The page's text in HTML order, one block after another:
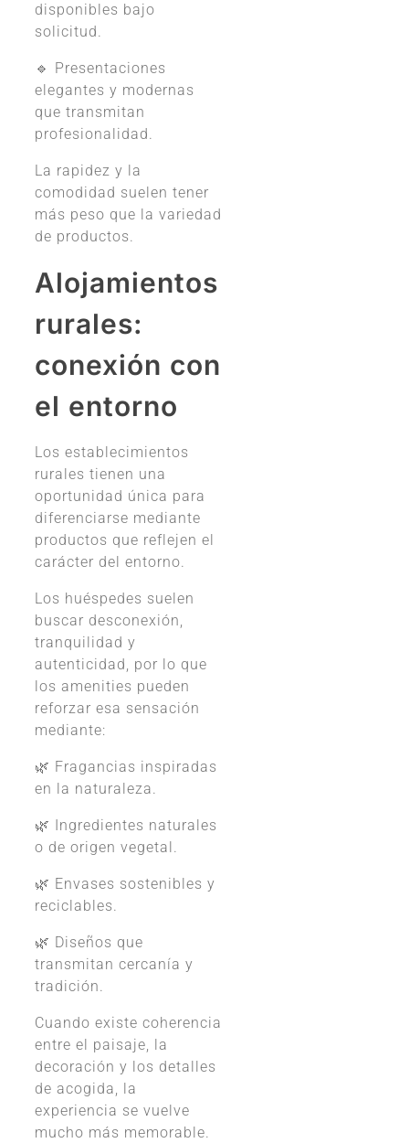
disponibles bajo
solicitud.
🔹 Presentaciones
elegantes y modernas
que transmitan
profesionalidad.
La rapidez y la
comodidad suelen tener
más peso que la variedad
de productos.
Alojamientos
rurales:
conexión con
el entorno
Los establecimientos
rurales tienen una
oportunidad única para
diferenciarse mediante
productos que reflejen el
carácter del entorno.
Los huéspedes suelen
buscar desconexión,
tranquilidad y
autenticidad, por lo que
los amenities pueden
reforzar esa sensación
mediante:
🌿 Fragancias inspiradas
en la naturaleza.
🌿 Ingredientes naturales
o de origen vegetal.
🌿 Envases sostenibles y
reciclables.
🌿 Diseños que
transmitan cercanía y
tradición.
Cuando existe coherencia
entre el paisaje, la
decoración y los detalles
de acogida, la
experiencia se vuelve
mucho más memorable.